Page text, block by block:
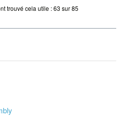
trouvé cela utile : 63 sur 85